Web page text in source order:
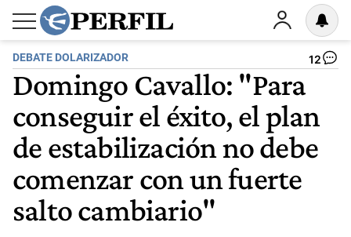
DEBATE DOLARIZADOR 12
Domingo Cavallo: "Para
conseguir el éxito, el plan
de estabilización no debe
comenzar con un fuerte
salto cambiario"